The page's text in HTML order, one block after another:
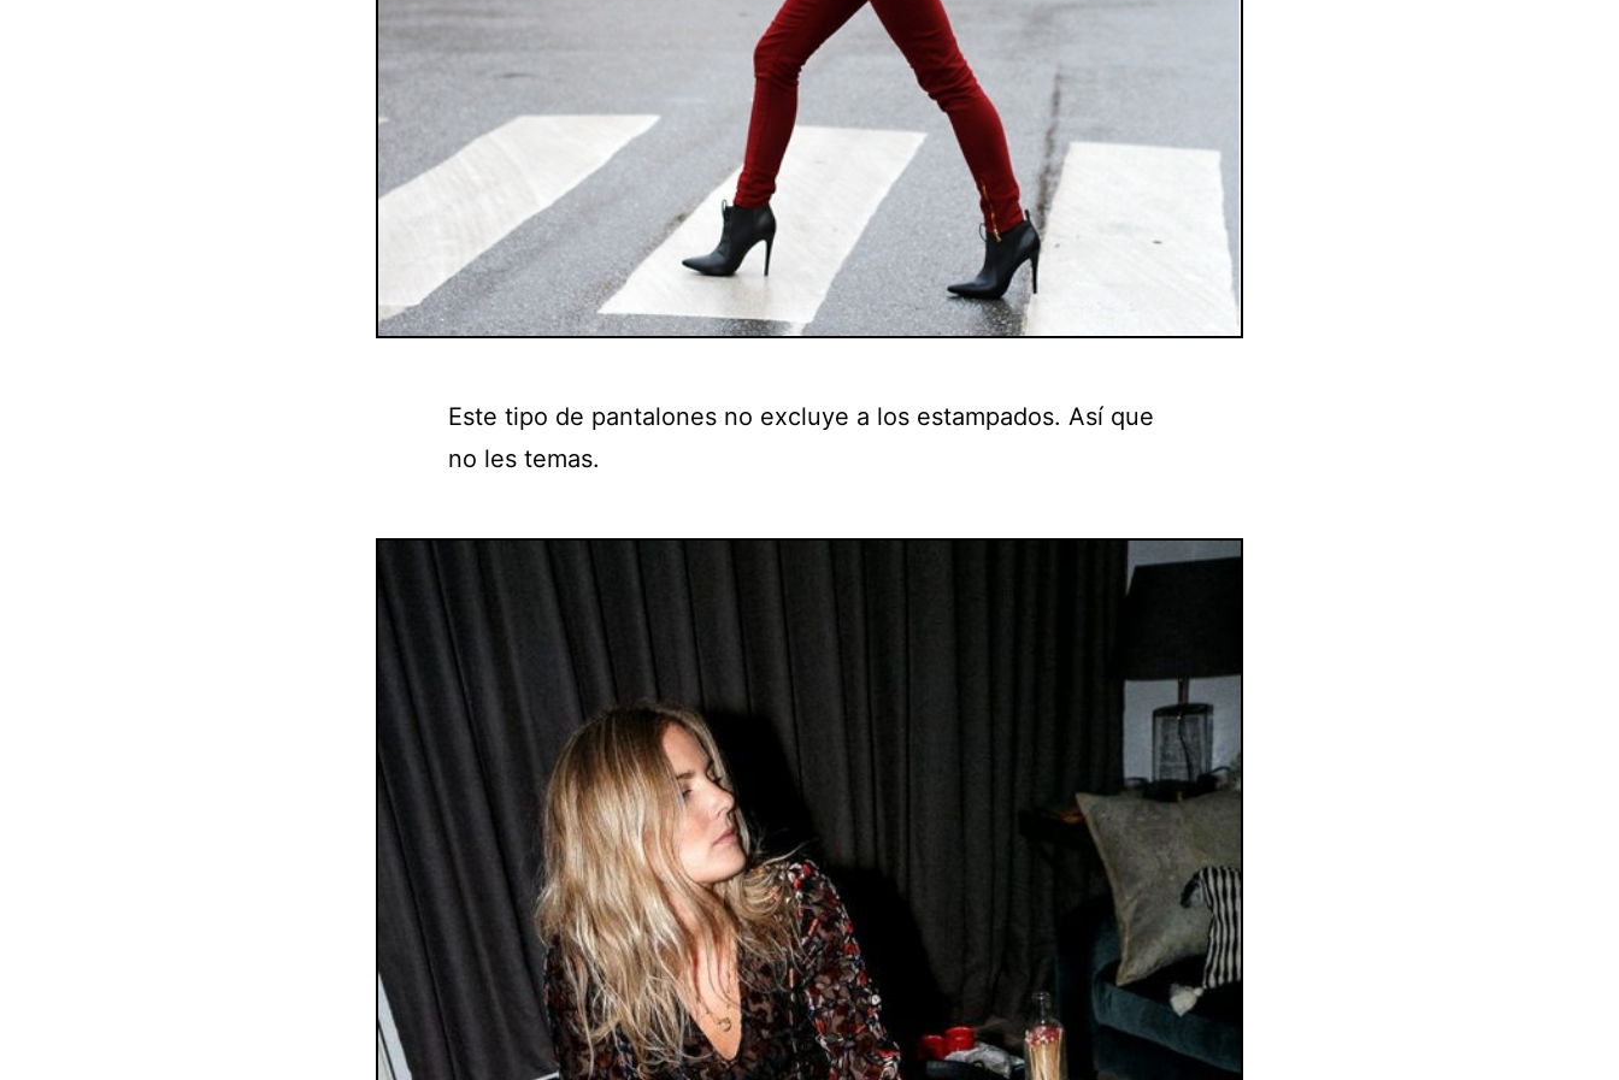
Este tipo de pantalones no excluye a los estampados. Así que
no les temas.